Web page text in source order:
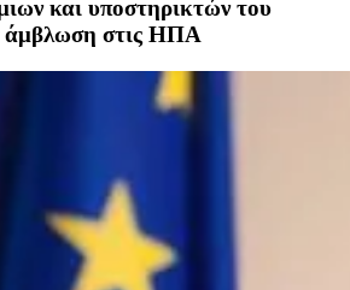
και υποστηρικτών του
άμβλωση στις ΗΠΑ